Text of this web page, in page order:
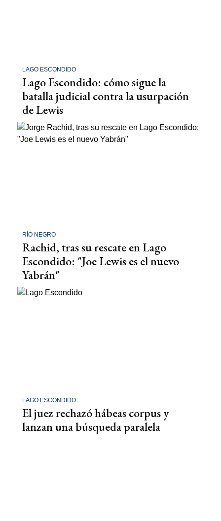
LAGO ESCONDIDO
Lago Escondido: cómo sigue la
batalla judicial contra la usurpación
de Lewis
RÍO NEGRO
Rachid, tras su rescate en Lago
Escondido: "Joe Lewis es el nuevo
Yabrán"
LAGO ESCONDIDO
El juez rechazó hábeas corpus y
lanzan una búsqueda paralela